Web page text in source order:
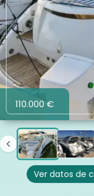
110.000 €
Ver datos de